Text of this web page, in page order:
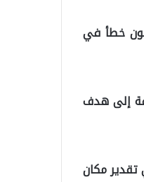
خطأ في
إلى هدف
تقدير مكان